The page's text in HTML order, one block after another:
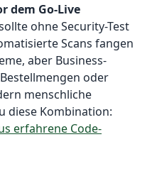
dem Go-Live
ohne Security-Test
Scans fangen
aber Business-
oder
menschliche
diese Kombination:
erfahrene Code-